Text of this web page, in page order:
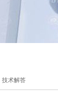
技术解答